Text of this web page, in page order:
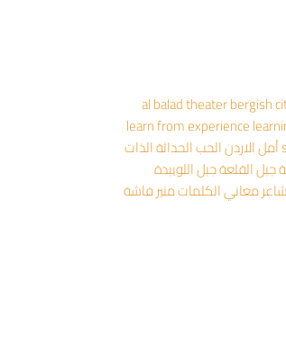
al balad theaterbergish
learn from experience
أملالاردنالحبالحداثةالذات
جبل القلعةجبل اللويبدة
معاني الكلماتمنير فاشة